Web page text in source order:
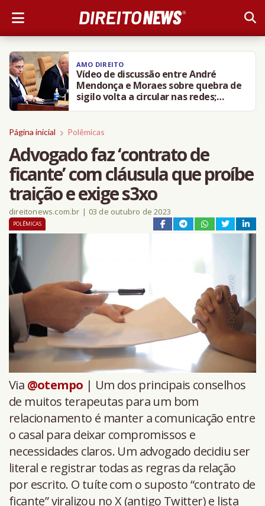
AMO DIREITO
Vídeo de discussão entre André
Mendonça e Moraes sobre quebra de
sigilo volta a circular nas redes;
entenda
Página inicial Polêmicas
Advogado faz ‘contrato de
ficante’ com cláusula que proíbe
traição e exige s3xo
direitonews.com.br | 03 de outubro de 2023
POLÊMICAS
Via @otempo | Um dos principais conselhos
de muitos terapeutas para um bom
relacionamento é manter a comunicação entre
o casal para deixar compromissos e
necessidades claros. Um advogado decidiu ser
literal e registrar todas as regras da relação
por escrito. O tuíte com o suposto “contrato de
ficante” viralizou no X (antigo Twitter) e lista